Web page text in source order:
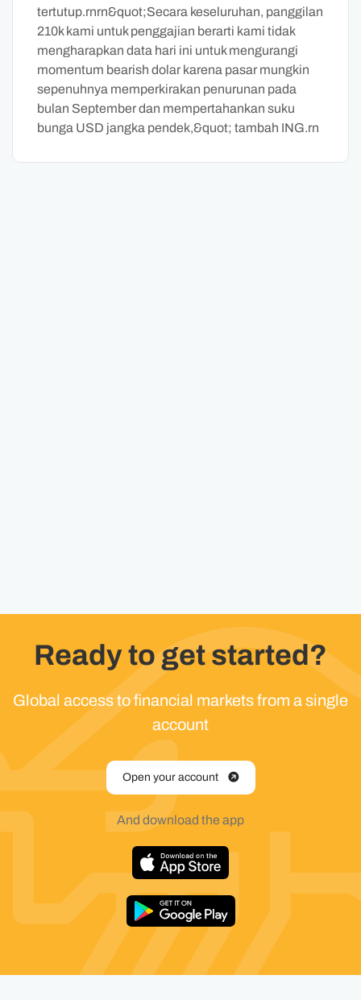
tertutup.rnrn&quot;Secara keseluruhan, panggilan
210k kami untuk penggajian berarti kami tidak
mengharapkan data hari ini untuk mengurangi
momentum bearish dolar karena pasar mungkin
sepenuhnya memperkirakan penurunan pada
bulan September dan mempertahankan suku
bunga USD jangka pendek,&quot; tambah ING.rn
Ready to get started?
Global access to financial markets from a single
account
Open your account
And download the app